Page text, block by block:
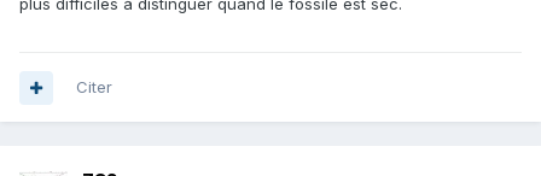
plus difficiles à distinguer quand le fossile est sec.
Citer